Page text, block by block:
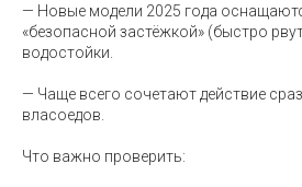
— Новые модели 2025 года
«безопасной застёжкой» (быстро
водостойки.
— Чаще всего сочетают действие
власоедов.
Что важно проверить: